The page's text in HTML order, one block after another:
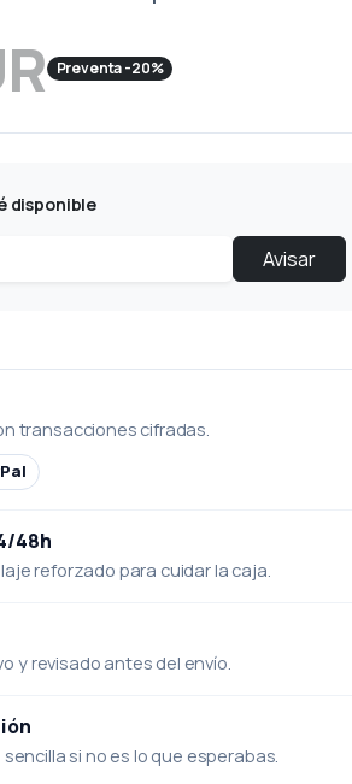
Preventa -20%
disponible
Avisar
transacciones cifradas.
48h
reforzado para cuidar la caja.
y revisado antes del envío.
si no es lo que esperabas.